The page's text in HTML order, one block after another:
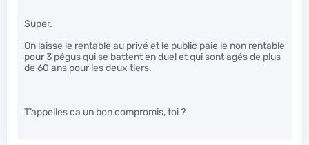
Super.
On laisse le rentable au privé et le public paie le non rentable
pour 3 pégus qui se battent en duel et qui sont agés de plus
de 60 ans pour les deux tiers.
T’appelles ca un bon compromis, toi ?